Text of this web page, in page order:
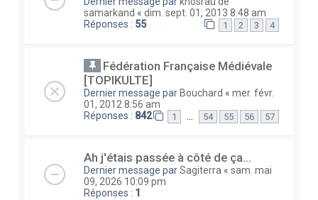
samarkand « dim. sept. 01, 2013 8:48 am
Réponses : 55 1 2 3 4
Fédération Française Médiévale
[TOPIKULTE]
Dernier message par Bouchard « mer. févr.
01, 2012 8:56 am
Réponses : 842 1 … 54 55 56 57
Ah j'étais passée à côté de ça...
Dernier message parSagiterra « sam. mai
09, 2026 10:09 pm
Réponses : 1